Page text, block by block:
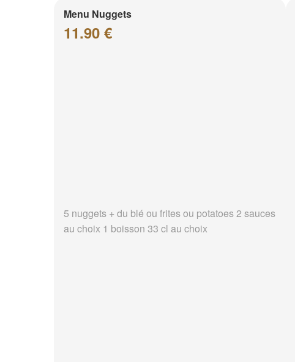
Menu Nuggets
11.90 €
5 nuggets + du blé ou frites ou potatoes 2 sauces
au choix 1 boisson 33 cl au choix